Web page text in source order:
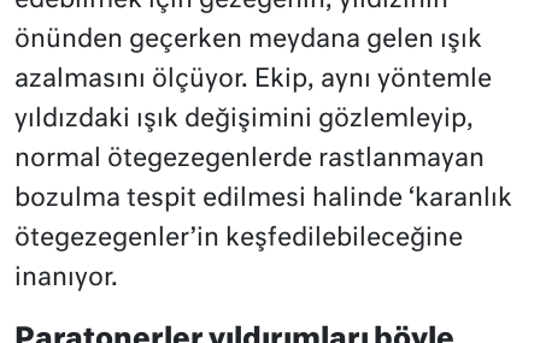
önünden geçerken meydana gelen ışık
azalmasını ölçüyor. Ekip, aynı yöntemle
yıldızdaki ışık değişimini gözlemleyip,
normal ötegezegenlerde rastlanmayan
bozulma tespit edilmesi halinde ‘karanlık
ötegezegenler’in keşfedilebileceğine
inanıyor.